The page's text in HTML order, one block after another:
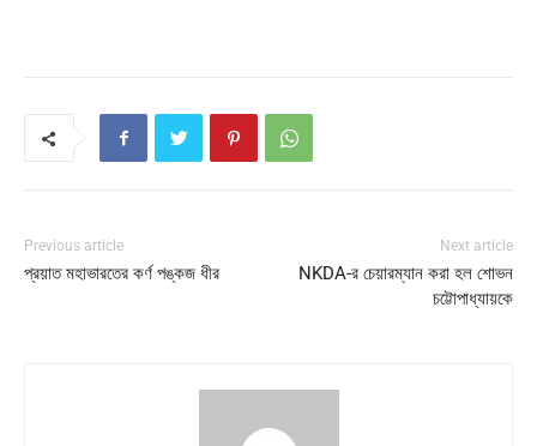
Previous article
প্রয়াত মহাভারতের কর্ণ পঙ্কজ ধীর
Next article
NKDA-র চেয়ারম্যান করা হল শোভন
চট্টোপাধ্যায়কে